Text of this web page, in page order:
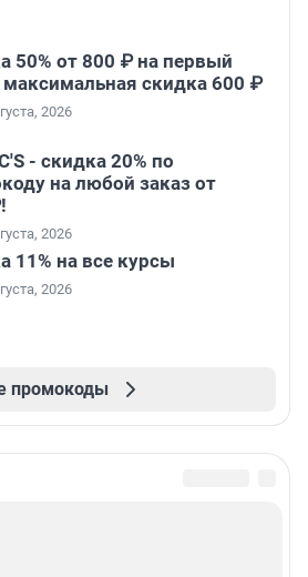
50% от 800 ₽ на первый
максимальная скидка 600 ₽
2026
- скидка 20% по
на любой заказ от
2026
11% на все курсы
2026
промокоды